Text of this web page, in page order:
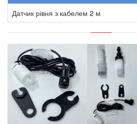
Датчик рівня з кабелем 2 м